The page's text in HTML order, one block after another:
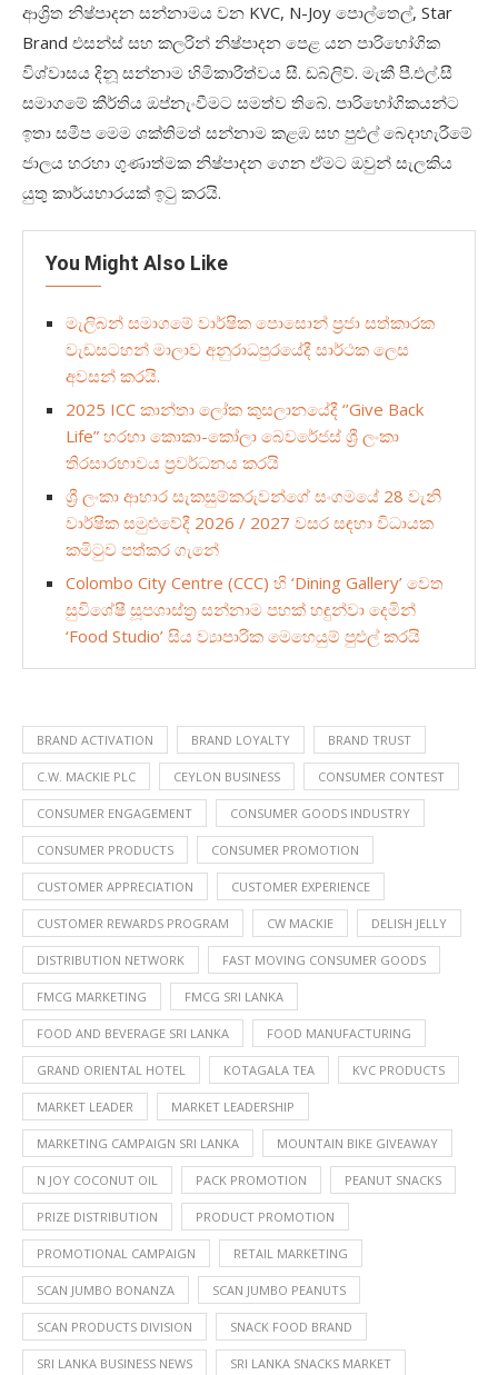
ආශ්‍රිත නිෂ්පාදන සන්නාමය වන KVC, N-Joy පොල්තෙල්, Star
Brand එසන්ස් සහ කලරින් නිෂ්පාදන පෙළ යන පාරිභෝගික
විශ්වාසය දිනූ සන්නාම හිමිකාරීත්වය සී. ඩබ්ලිව්. මැකී පී.එල්.සී
සමාගමේ කීර්තිය ඔප්නැංවීමට සමත්ව තිබේ. පාරිභෝගිකයන්ට
ඉතා සමීප මෙම ශක්තිමත් සන්නාම කළඹ සහ පුළුල් බෙදාහැරීමේ
ජාලය හරහා ගුණාත්මක නිෂ්පාදන ගෙන ඒමට ඔවුන් සැලකිය
යුතු කාර්යභාරයක් ඉටු කරයි.
You Might Also Like
මැලිබන් සමාගමේ වාර්ෂික පොසොන් ප්‍රජා සත්කාරක
වැඩසටහන් මාලාව අනුරාධපුරයේදී සාර්ථක ලෙස
අවසන් කරයි.
2025 ICC කාන්තා ලෝක කුසලානයේදී ‘’Give Back
Life” හරහා කොකා-කෝලා බෙවරේජස් ශ්‍රී ලංකා
තිරසාරභාවය ප්‍රවර්ධනය කරයි
ශ්‍රී ලංකා ආහාර සැකසුම්කරුවන්ගේ සංගමයේ 28 වැනි
වාර්ෂික සමුළුවේදී 2026 / 2027 වසර සඳහා විධායක
කමිටුව පත්කර ගැනේ
Colombo City Centre (CCC) හි ‘Dining Gallery’ වෙත
සුවිශේෂී සූපශාස්ත්‍ර සන්නාම පහක් හඳුන්වා දෙමින්
‘Food Studio’ සිය ව්‍යාපාරික මෙහෙයුම් පුළුල් කරයි
BRAND ACTIVATION BRAND LOYALTY BRAND TRUST
C.W. MACKIE PLC CEYLON BUSINESS CONSUMER CONTEST
CONSUMER ENGAGEMENT CONSUMER GOODS INDUSTRY
CONSUMER PRODUCTS CONSUMER PROMOTION
CUSTOMER APPRECIATION CUSTOMER EXPERIENCE
CUSTOMER REWARDS PROGRAM CW MACKIE DELISH JELLY
DISTRIBUTION NETWORK FAST MOVING CONSUMER GOODS
FMCG MARKETING FMCG SRI LANKA
FOOD AND BEVERAGE SRI LANKA FOOD MANUFACTURING
GRAND ORIENTAL HOTEL KOTAGALA TEA KVC PRODUCTS
MARKET LEADER MARKET LEADERSHIP
MARKETING CAMPAIGN SRI LANKA MOUNTAIN BIKE GIVEAWAY
N JOY COCONUT OIL PACK PROMOTION PEANUT SNACKS
PRIZE DISTRIBUTION PRODUCT PROMOTION
PROMOTIONAL CAMPAIGN RETAIL MARKETING
SCAN JUMBO BONANZA SCAN JUMBO PEANUTS
SCAN PRODUCTS DIVISION SNACK FOOD BRAND
SRI LANKA BUSINESS NEWS SRI LANKA SNACKS MARKET